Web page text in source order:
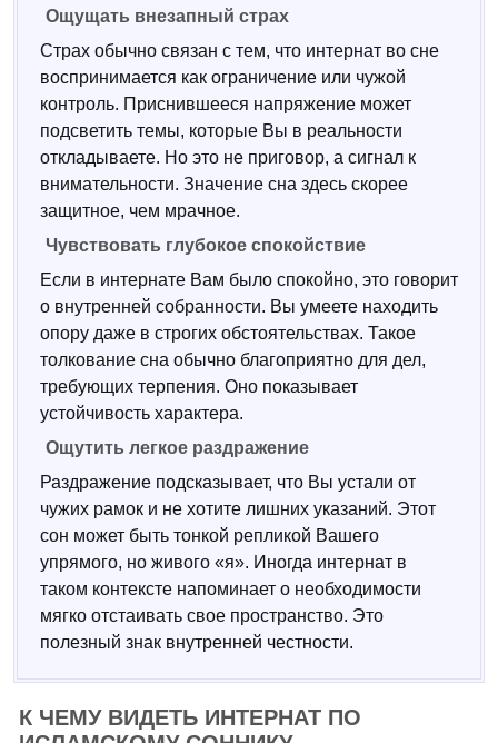
Ощущать внезапный страх
Страх обычно связан с тем, что интернат во сне
воспринимается как ограничение или чужой
контроль. Приснившееся напряжение может
подсветить темы, которые Вы в реальности
откладываете. Но это не приговор, а сигнал к
внимательности. Значение сна здесь скорее
защитное, чем мрачное.
Чувствовать глубокое спокойствие
Если в интернате Вам было спокойно, это говорит
о внутренней собранности. Вы умеете находить
опору даже в строгих обстоятельствах. Такое
толкование сна обычно благоприятно для дел,
требующих терпения. Оно показывает
устойчивость характера.
Ощутить легкое раздражение
Раздражение подсказывает, что Вы устали от
чужих рамок и не хотите лишних указаний. Этот
сон может быть тонкой репликой Вашего
упрямого, но живого «я». Иногда интернат в
таком контексте напоминает о необходимости
мягко отстаивать свое пространство. Это
полезный знак внутренней честности.
К ЧЕМУ ВИДЕТЬ ИНТЕРНАТ ПО